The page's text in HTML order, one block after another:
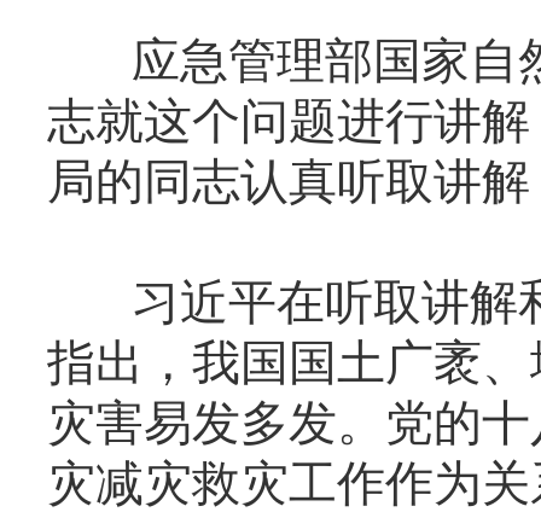
应急管理部国家自
志就这个问题进行讲
局的同志认真听取讲
习近平在听取讲解
指出，我国国土广袤
灾害易发多发。党的
灾减灾救灾工作作为